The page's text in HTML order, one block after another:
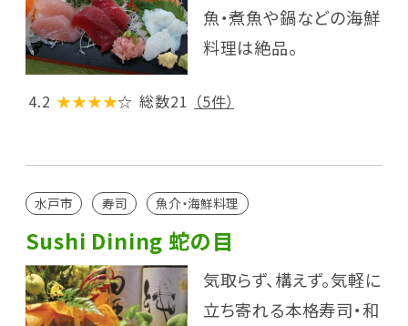
魚・煮魚や鍋などの海鮮
料理は絶品。
4.2 ★★★★☆ 総数21 （5件）
水戸市 寿司 魚介・海鮮料理
Sushi Dining 蛇の目
気取らず、構えず。気軽に
立ち寄れる本格寿司・和